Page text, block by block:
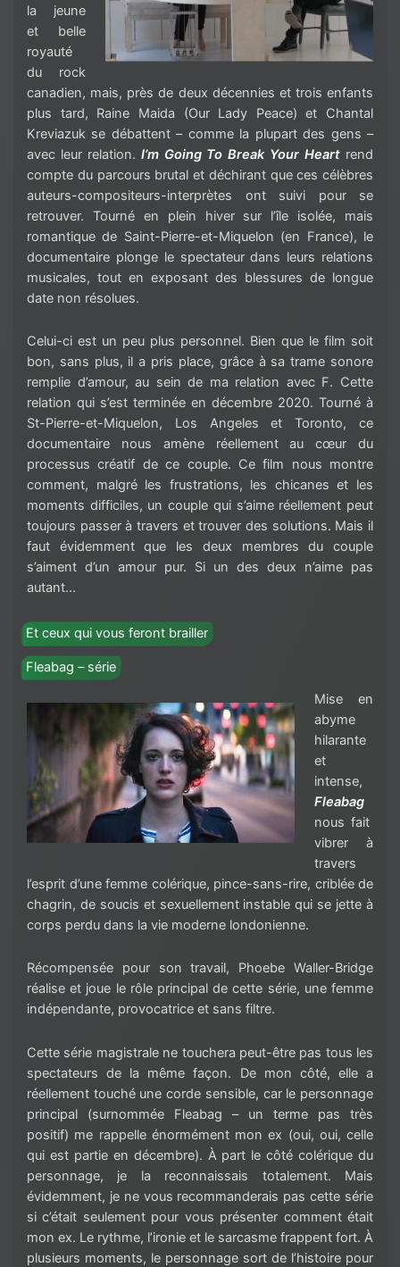
la jeune
et belle
royauté
du rock
canadien, mais, près de deux décennies et trois enfants
plus tard, Raine Maida (Our Lady Peace) et Chantal
Kreviazuk se débattent – comme la plupart des gens –
avec leur relation. I’m Going To Break Your Heart rend
compte du parcours brutal et déchirant que ces célèbres
auteurs-compositeurs-interprètes ont suivi pour se
retrouver. Tourné en plein hiver sur l’île isolée, mais
romantique de Saint-Pierre-et-Miquelon (en France), le
documentaire plonge le spectateur dans leurs relations
musicales, tout en exposant des blessures de longue
date non résolues.
Celui-ci est un peu plus personnel. Bien que le film soit
bon, sans plus, il a pris place, grâce à sa trame sonore
remplie d’amour, au sein de ma relation avec F. Cette
relation qui s’est terminée en décembre 2020. Tourné à
St-Pierre-et-Miquelon, Los Angeles et Toronto, ce
documentaire nous amène réellement au cœur du
processus créatif de ce couple. Ce film nous montre
comment, malgré les frustrations, les chicanes et les
moments difficiles, un couple qui s’aime réellement peut
toujours passer à travers et trouver des solutions. Mais il
faut évidemment que les deux membres du couple
s’aiment d’un amour pur. Si un des deux n’aime pas
autant…
Et ceux qui vous feront brailler
Fleabag – série
Mise en
abyme
hilarante
et
intense,
Fleabag
nous fait
vibrer à
travers
l’esprit d’une femme colérique, pince-sans-rire, criblée de
chagrin, de soucis et sexuellement instable qui se jette à
corps perdu dans la vie moderne londonienne.
Récompensée pour son travail, Phoebe Waller-Bridge
réalise et joue le rôle principal de cette série, une femme
indépendante, provocatrice et sans filtre.
Cette série magistrale ne touchera peut-être pas tous les
spectateurs de la même façon. De mon côté, elle a
réellement touché une corde sensible, car le personnage
principal (surnommée Fleabag – un terme pas très
positif) me rappelle énormément mon ex (oui, oui, celle
qui est partie en décembre). À part le côté colérique du
personnage, je la reconnaissais totalement. Mais
évidemment, je ne vous recommanderais pas cette série
si c’était seulement pour vous présenter comment était
mon ex. Le rythme, l’ironie et le sarcasme frappent fort. À
plusieurs moments, le personnage sort de l’histoire pour